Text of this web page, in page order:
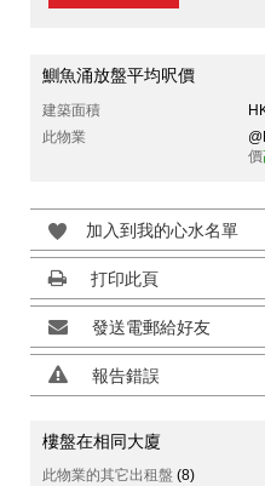
鰂魚涌放盤平均呎價
建築面積
此物業
價
加入到我的心水名單
打印此頁
發送電郵給好友
報告錯誤
樓盤在相同大廈
此物業的其它出租盤 (8)